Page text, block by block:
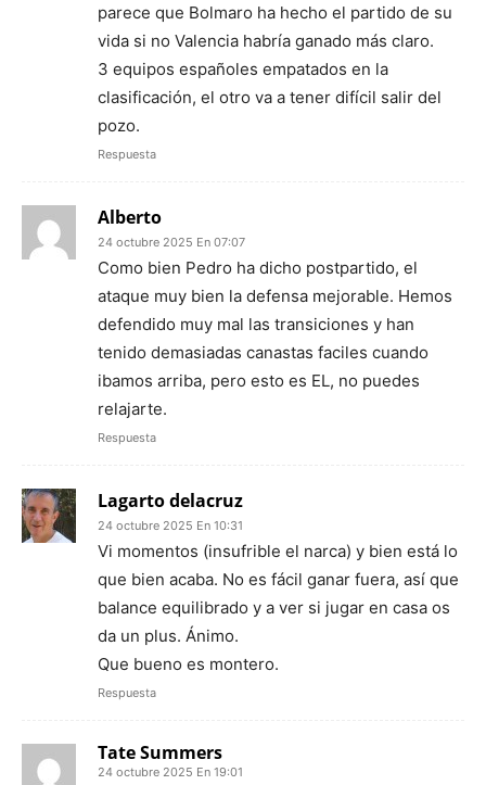
parece que Bolmaro ha hecho el partido de su
vida si no Valencia habría ganado más claro.
3 equipos españoles empatados en la
clasificación, el otro va a tener difícil salir del
pozo.
Respuesta
Alberto
24 octubre 2025 En 07:07
Como bien Pedro ha dicho postpartido, el
ataque muy bien la defensa mejorable. Hemos
defendido muy mal las transiciones y han
tenido demasiadas canastas faciles cuando
ibamos arriba, pero esto es EL, no puedes
relajarte.
Respuesta
Lagarto delacruz
24 octubre 2025 En 10:31
Vi momentos (insufrible el narca) y bien está lo
que bien acaba. No es fácil ganar fuera, así que
balance equilibrado y a ver si jugar en casa os
da un plus. Ánimo.
Que bueno es montero.
Respuesta
Tate Summers
24 octubre 2025 En 19:01